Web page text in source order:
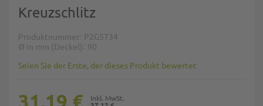
Kreuzschlitz
Produktnummer P2G5734
Ø in mm (Deckel)
90
Seien Sie der Erste, der dieses Produkt bewertet
31,19 €